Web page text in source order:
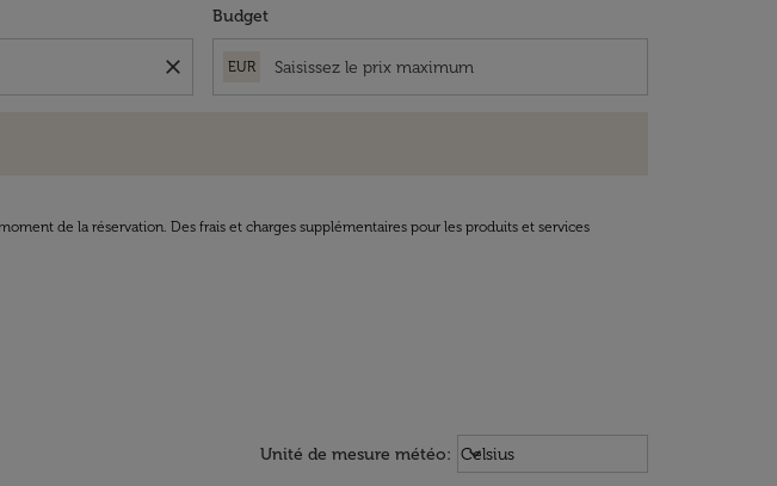
close
Budget
EUR
de la réservation. Des frais et charges supplémentaires pour les produits et services
Unité de mesure météo: Weather unit option Celsius
Celsius
keyboard_arrow_down